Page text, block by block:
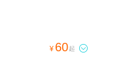
¥ 60起 